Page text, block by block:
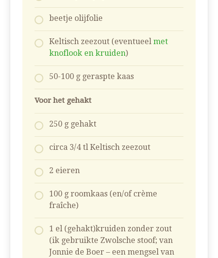
beetje olijfolie
Keltisch zeezout (eventueel met
knoflook en kruiden)
50-100 g geraspte kaas
Voor het gehakt
250 g gehakt
circa 3/4 tl Keltisch zeezout
2 eieren
100 g roomkaas (en/of crème
fraîche)
1 el (gehakt)kruiden zonder zout
(ik gebruikte Zwolsche stoof; van
Jonnie de Boer – een mengsel van